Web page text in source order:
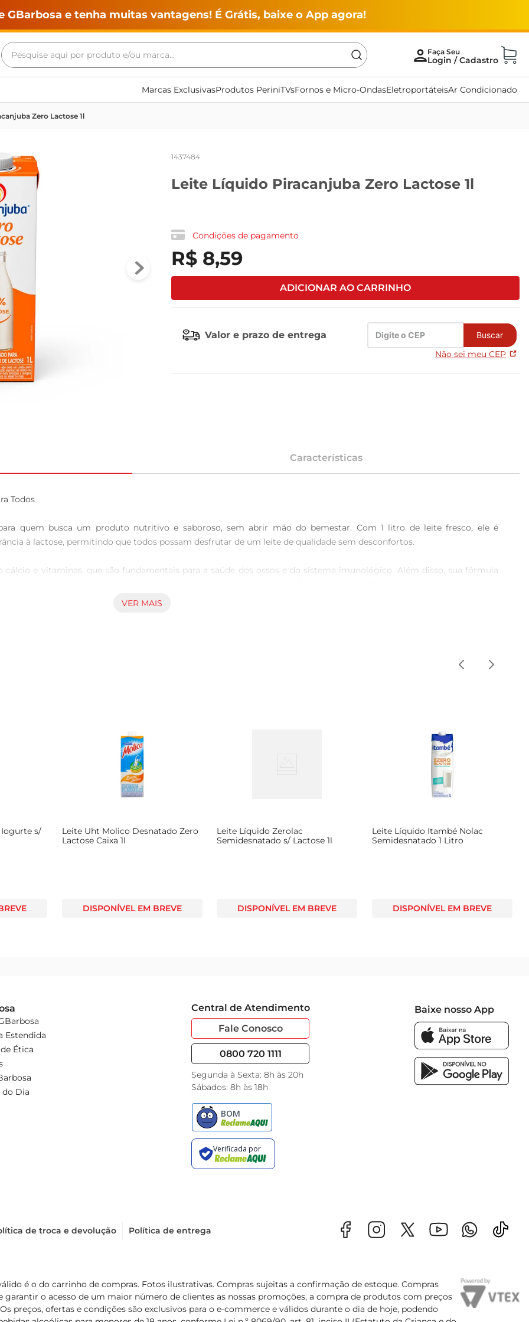
GBarbosa e tenha muitas vantagens! É Grátis, baixe o App agora!
Pesquise aqui por produto e/ou marca...
Marcas ExclusivasProdutos PeriniTVsFornos e Micro-OndasEletroportáteisAr Condicionado
Zero Lactose 1l
1437484
Leite Líquido Piracanjuba Zero Lactose 1l
Condições de pagamento
R$ 8,59
ADICIONAR AO CARRINHO
Valor e prazo de entrega Buscar
Não sei meu CEP
Características
Todos
quem busca um produto nutritivo e saboroso, sem abrir mão do bemestar. Com 1 litro de leite fresco, ele é
à lactose, permitindo que todos possam desfrutar de um leite de qualidade sem desconfortos.
e vitaminas, que são fundamentais para a saúde dos ossos e do sistema imunológico. Além disso, sua fórmula
VER MAIS
Iogurte s/
Leite Uht Molico Desnatado Zero
Lactose Caixa 1l
DISPONÍVEL EM BREVE
Leite Líquido Zerolac
Semidesnatado s/ Lactose 1l
DISPONÍVEL EM BREVE
Leite Líquido Itambé Nolac
Semidesnatado 1 Litro
DISPONÍVEL EM BREVE
Estendida
Ética
do Dia
Central de Atendimento
Fale Conosco
0800 720 1111
Segunda à Sexta: 8h às 20h
Sábados: 8h às 18h
Baixe nosso App
de troca e devolução Política de entrega
é o do carrinho de compras. Fotos ilustrativas. Compras sujeitas a confirmação de estoque. Compras
garantir o acesso de um maior número de clientes as nossas promoções, a compra de produtos com preços
preços, ofertas e condições são exclusivos para o e-commerce e válidos durante o dia de hoje, podendo
Termos mais buscados
maquina lavar
café
cerveja